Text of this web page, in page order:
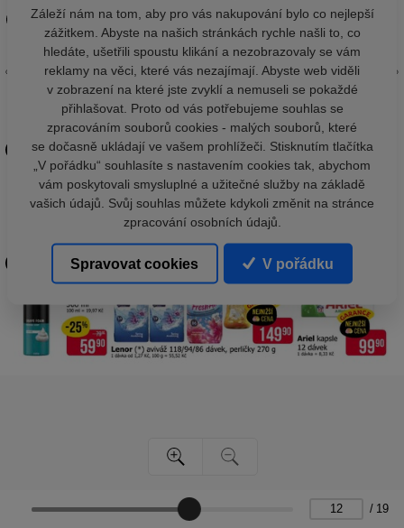
/ 19
Záleží nám na tom, aby pro vás nakupování bylo co nejlepší
zážitkem. Abyste na našich stránkách rychle našli to, co
hledáte, ušetřili spoustu klikání a nezobrazovaly se vám
reklamy na věci, které vás nezajímají. Abyste web viděli
v zobrazení na které jste zvyklí a nemuseli se pokaždé
přihlašovat. Proto od vás potřebujeme souhlas se
zpracováním souborů cookies - malých souborů, které
se dočasně ukládají ve vašem prohlížeči. Stisknutím tlačítka
„V pořádku“ souhlasíte s nastavením cookies tak, abychom
vám poskytovali smysluplné a užitečné služby na základě
vašich údajů. Svůj souhlas můžete kdykoli změnit na stránce
zpracování osobních údajů.
Spravovat cookies V pořádku